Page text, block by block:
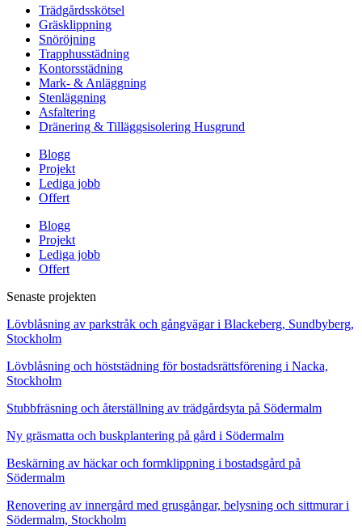
Trädgårdsskötsel
Gräsklippning
Snöröjning
Trapphusstädning
Kontorsstädning
Mark- & Anläggning
Stenläggning
Asfaltering
Dränering & Tilläggsisolering Husgrund
Blogg
Projekt
Lediga jobb
Offert
Blogg
Projekt
Lediga jobb
Offert
Senaste projekten
Lövblåsning av parkstråk och gångvägar i Blackeberg, Sundbyberg,
Stockholm
Lövblåsning och höststädning för bostadsrättsförening i Nacka,
Stockholm
Stubbfräsning och återställning av trädgårdsyta på Södermalm
Ny gräsmatta och buskplantering på gård i Södermalm
Beskärning av häckar och formklippning i bostadsgård på
Södermalm
Renovering av innergård med grusgångar, belysning och sittmurar i
Södermalm, Stockholm